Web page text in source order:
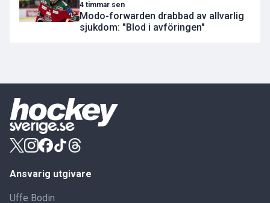
4 timmar sen
Modo-forwarden drabbad av allvarlig
sjukdom: "Blod i avföringen"
Ansvarig utgivare
Uffe Bodin